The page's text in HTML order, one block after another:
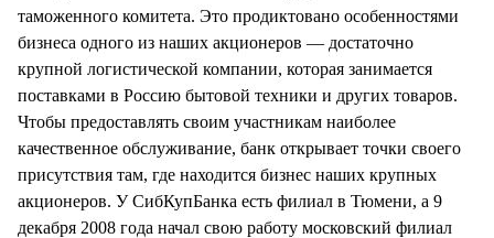
таможенного комитета. Это продиктовано особенностями
бизнеса одного из наших акционеров — достаточно
крупной логистической компании, которая занимается
поставками в Россию бытовой техники и других товаров.
Чтобы предоставлять своим участникам наиболее
качественное обслуживание, банк открывает точки своего
присутствия там, где находится бизнес наших крупных
акционеров. У СибКупБанка есть филиал в Тюмени, а 9
декабря 2008 года начал свою работу московский филиал